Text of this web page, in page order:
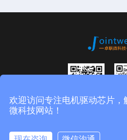
扫码进入公众
微
版权所有：深圳市卓联微科技有限公
欢迎访问专注电机驱动芯片，
微科技网站！